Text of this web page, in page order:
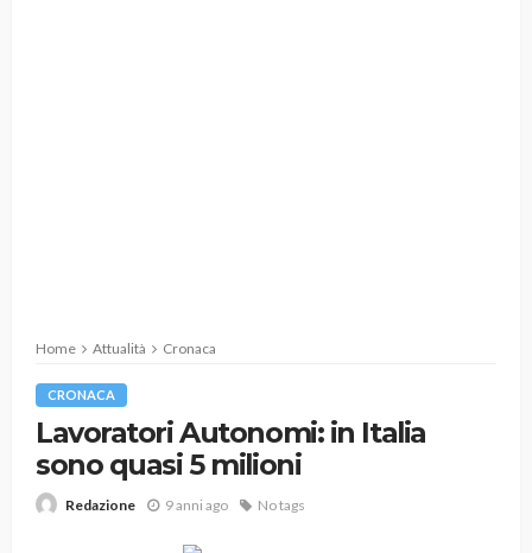
Home Attualità Cronaca
CRONACA
Lavoratori Autonomi: in Italia
sono quasi 5 milioni
Redazione 9 anni ago No tags